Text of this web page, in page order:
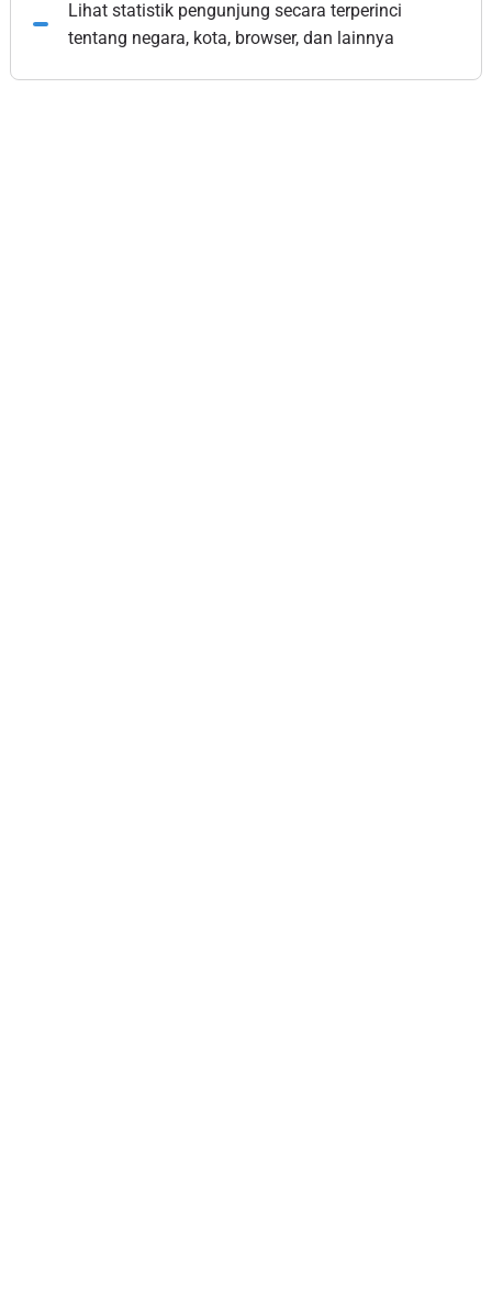
Lihat statistik pengunjung secara terperinci
tentang negara, kota, browser, dan lainnya